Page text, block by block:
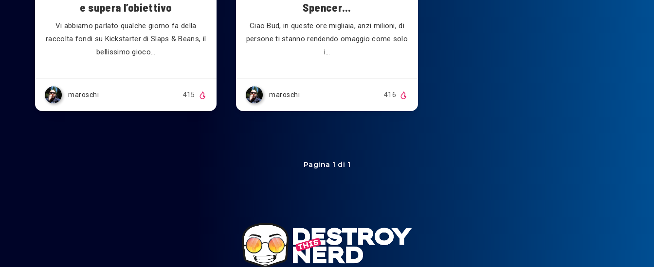
e supera l’obiettivo
Vi abbiamo parlato qualche giorno fa della
raccolta fondi su Kickstarter di Slaps & Beans, il
bellissimo gioco…
maroschi 415
Spencer…
Ciao Bud, in queste ore migliaia, anzi milioni, di
persone ti stanno rendendo omaggio come solo
i…
maroschi 416
Pagina 1 di 1